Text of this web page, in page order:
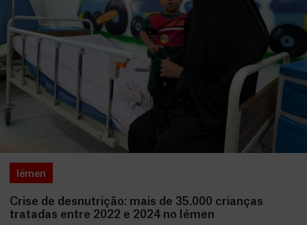
Iémen
Crise de desnutrição: mais de 35.000 crianças
tratadas entre 2022 e 2024 no Iémen